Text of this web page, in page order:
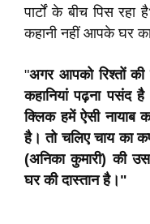
पार्टों के बीच पिस
कहानी नहीं आपके घर
"अगर आपको रिश्तों
कहानियां पढ़ना पसंद
क्लिक हमें ऐसी नायाब
है। तो चलिए चाय का
(अनिका कुमारी) की
घर की दास्तान है।"